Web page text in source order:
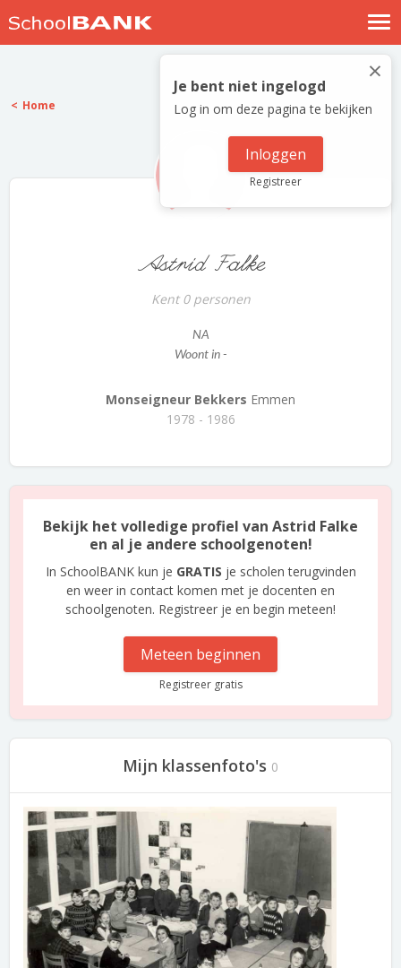
Nostalgische verhalen
Log in
Meld je gratis aan
×
Je bent niet ingelogd
Log in om deze pagina te bekijken
Inloggen
Registreer
Home
Astrid Falke
Kent 0 personen
NA
Woont in -
Monseigneur Bekkers Emmen
1978 - 1986
Bekijk het volledige profiel van Astrid Falke
en al je andere schoolgenoten!
In SchoolBANK kun je GRATIS je scholen terugvinden
en weer in contact komen met je docenten en
schoolgenoten. Registreer je en begin meteen!
Meteen beginnen
Registreer gratis
Mijn klassenfoto's 0